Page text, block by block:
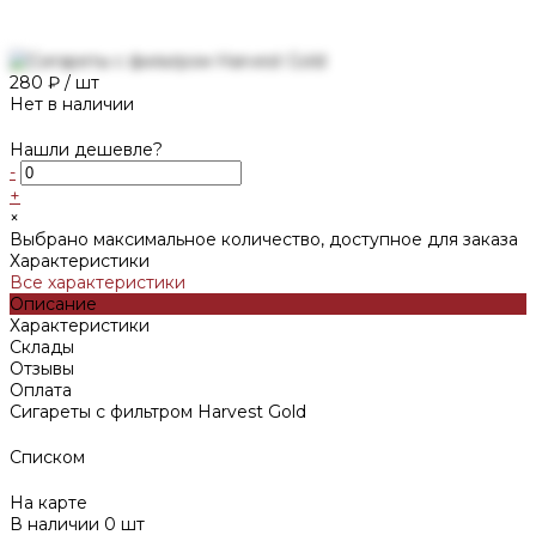
280 ₽ / шт
Нет в наличии
Нашли дешевле?
-
+
×
Выбрано максимальное количество, доступное для заказа
Характеристики
Все характеристики
Описание
Характеристики
Склады
Отзывы
Оплата
Сигареты с фильтром Harvest Gold
Списком
На карте
В наличии 0 шт